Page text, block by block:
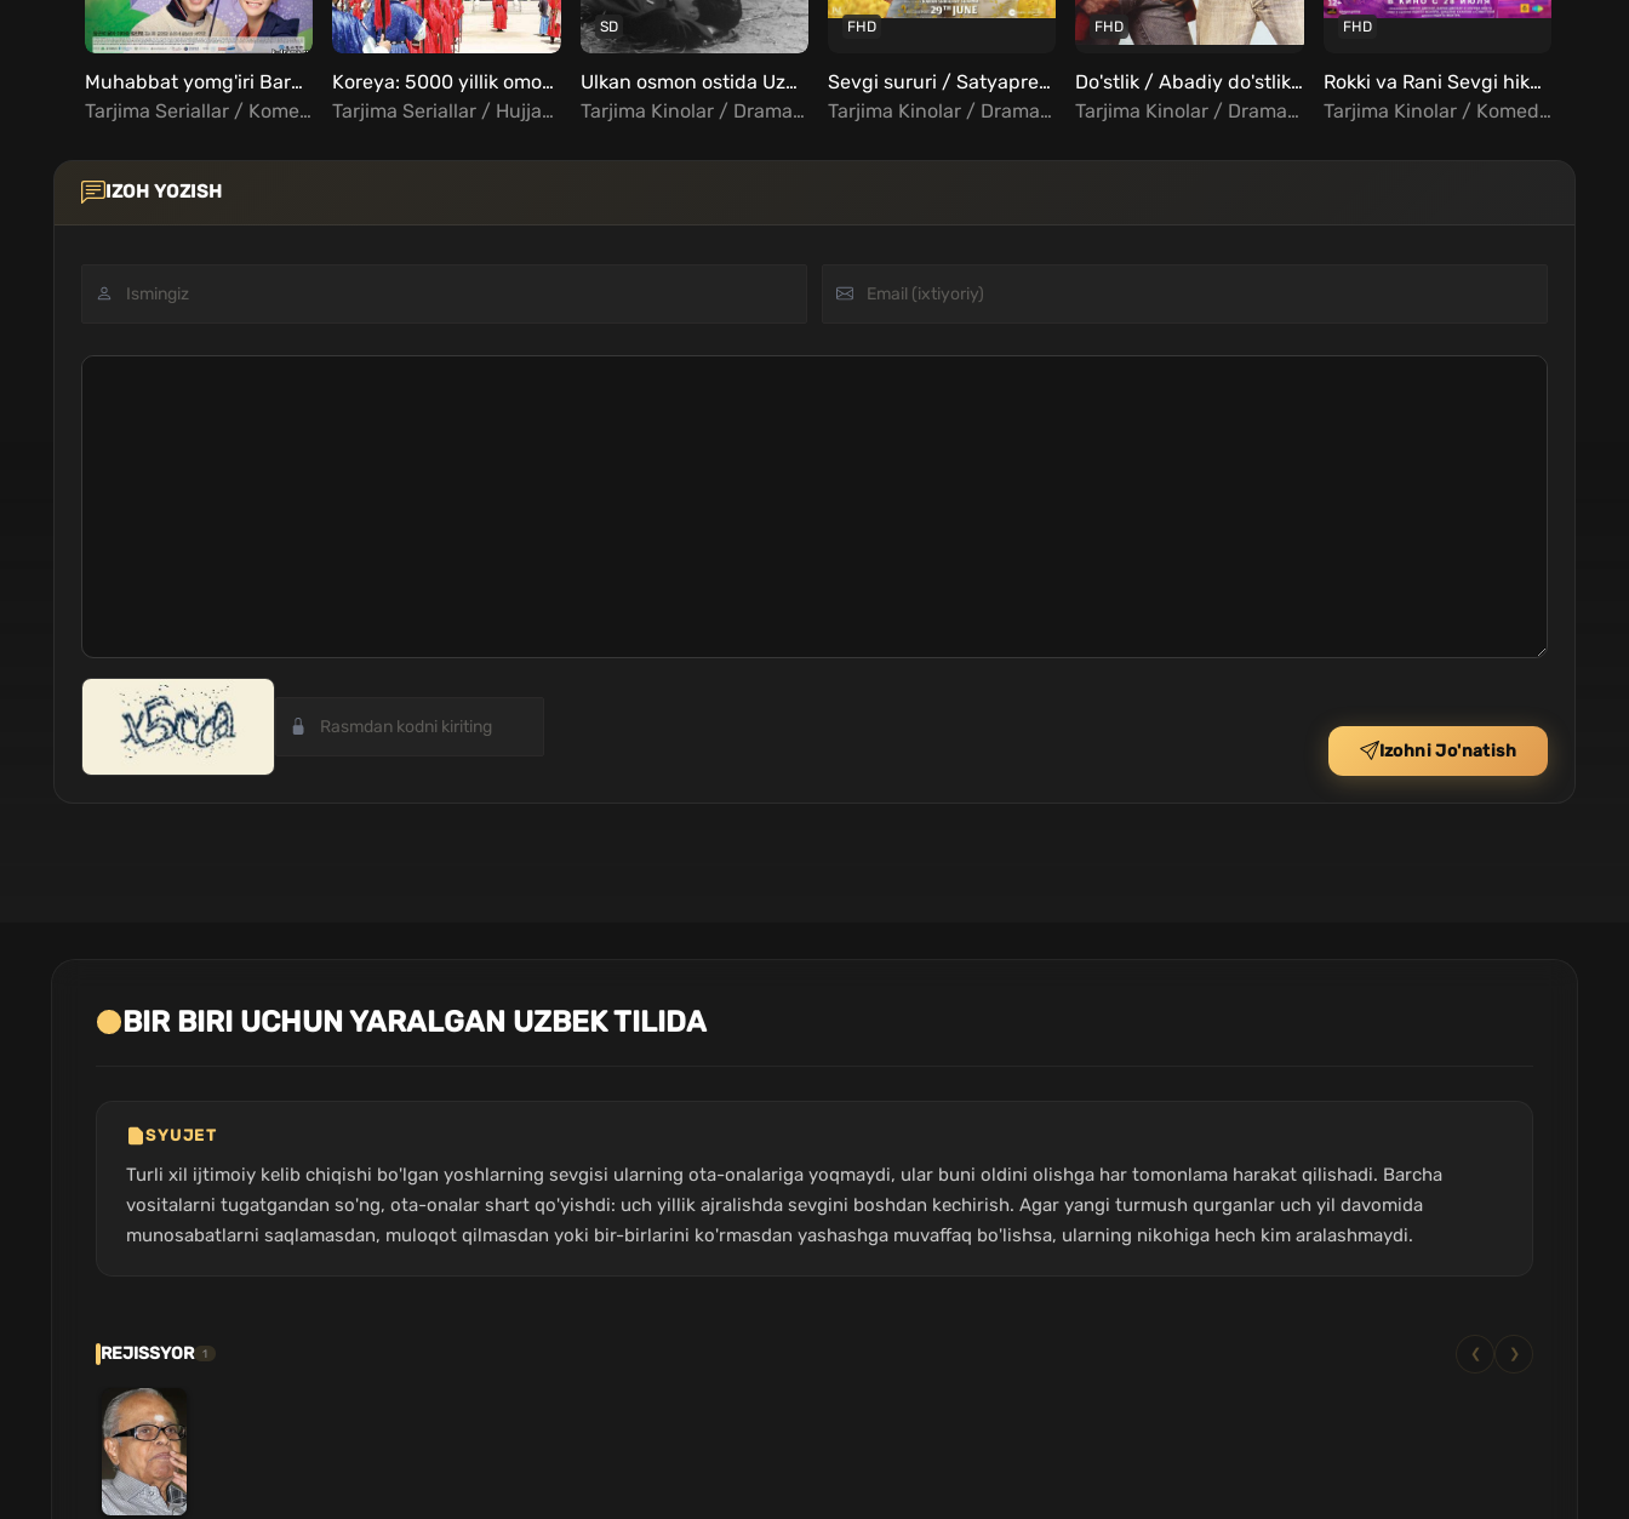
Muhabbat yomg'iri Barcha qismlar Uzbek Tilida
Tarjima Seriallar / Komediya / Melodrama / Xorij Seriallar Uzbek Tilida
Koreya: 5000 yillik omon qolish mahorati Barcha qismlar Uzbek Tilida
Tarjima Seriallar / Hujjatli / Tarixiy / Xorij Seriallar Uzbek Tilida
SD
Ulkan osmon ostida Uzbek tilida
Tarjima Kinolar / Drama / Xorij Kinolar Uzbek Tilida
FHD
Sevgi sururi / Satyaprem va Katha Uzbek tilida
Tarjima Kinolar / Drama / Komediya / Melodrama / Musiqa / Hind Kinolar Uzbek Tilida
FHD
Do'stlik / Abadiy do'stlik Uzbek tilida
Tarjima Kinolar / Drama / Melodrama / Hind Kinolar Uzbek Tilida
FHD
Rokki va Rani Sevgi hikoyasi Uzbek tilida
Tarjima Kinolar / Komediya / Melodrama / Hind Kinolar Uzbek Tilida
IZOH YOZISH
Izohni Jo'natish
BIR BIRI UCHUN YARALGAN UZBEK TILIDA
SYUJET
Turli xil ijtimoiy kelib chiqishi bo'lgan yoshlarning sevgisi ularning ota-onalariga yoqmaydi, ular buni oldini olishga har tomonlama harakat qilishadi. Barcha
vositalarni tugatgandan so'ng, ota-onalar shart qo'yishdi: uch yillik ajralishda sevgini boshdan kechirish. Agar yangi turmush qurganlar uch yil davomida
munosabatlarni saqlamasdan, muloqot qilmasdan yoki bir-birlarini ko'rmasdan yashashga muvaffaq bo'lishsa, ularning nikohiga hech kim aralashmaydi.
REJISSYOR 1 ❮ ❯